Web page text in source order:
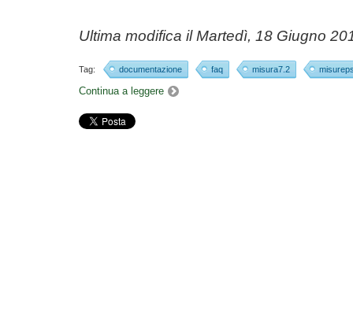
Ultima modifica ilMartedì, 18 Giugno
Tag: documentazione faq misura7.2
Continua a leggere